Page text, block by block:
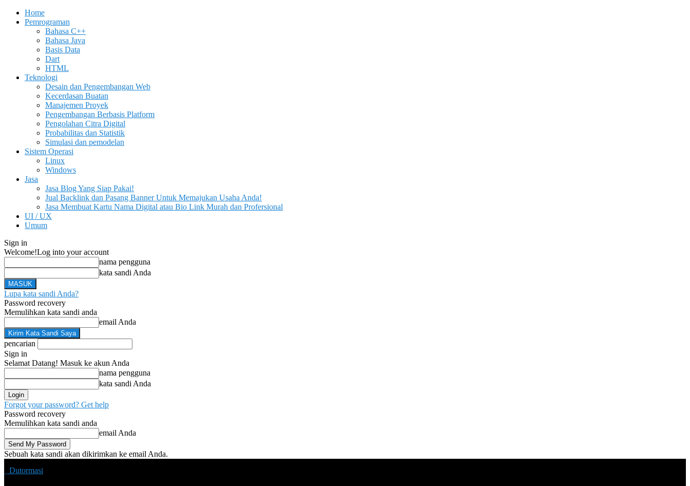
Home
Pemrograman
Bahasa C++
Bahasa Java
Basis Data
Dart
HTML
Teknologi
Desain dan Pengembangan Web
Kecerdasan Buatan
Manajemen Proyek
Pengembangan Berbasis Platform
Pengolahan Citra Digital
Probabilitas dan Statistik
Simulasi dan pemodelan
Sistem Operasi
Linux
Windows
Jasa
Jasa Blog Yang Siap Pakai!
Jual Backlink dan Pasang Banner Untuk Memajukan Usaha Anda!
Jasa Membuat Kartu Nama Digital atau Bio Link Murah dan Profersional
UI / UX
Umum
Sign in
Welcome!Log into your account
nama pengguna
kata sandi Anda
Lupa kata sandi Anda?
Password recovery
Memulihkan kata sandi anda
email Anda
pencarian
Sign in
Selamat Datang! Masuk ke akun Anda
nama pengguna
kata sandi Anda
Forgot your password? Get help
Password recovery
Memulihkan kata sandi anda
email Anda
Sebuah kata sandi akan dikirimkan ke email Anda.
Dutormasi